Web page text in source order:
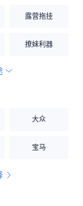
露营拖挂
撩妹利器
大众
宝马